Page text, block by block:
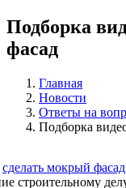
Подборка
фасад
Главная
Новости
Ответы на
Подборка
сделать мокрый фасад
строительному